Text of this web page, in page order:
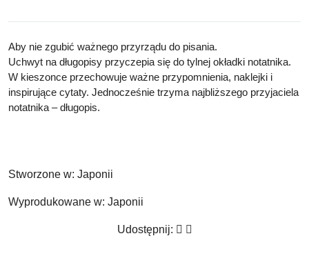
Aby nie zgubić ważnego przyrządu do pisania.
Uchwyt na długopisy przyczepia się do tylnej okładki notatnika.
W kieszonce przechowuje ważne przypomnienia, naklejki i
inspirujące cytaty. Jednocześnie trzyma najbliższego przyjaciela
notatnika – długopis.
Stworzone w: Japonii
Wyprodukowane w: Japonii
Udostępnij: